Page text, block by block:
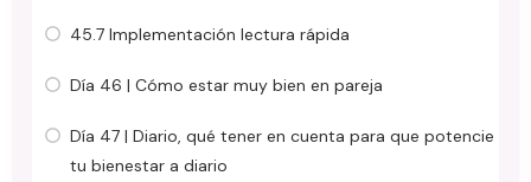
45.7 Implementación lectura rápida
Día 46 | Cómo estar muy bien en pareja
Día 47 | Diario, qué tener en cuenta para que potencie
tu bienestar a diario